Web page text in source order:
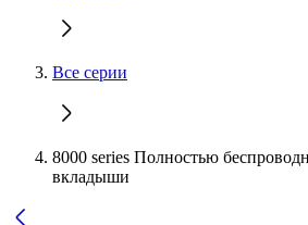
Все серии
8000 series Полностью
вкладыши